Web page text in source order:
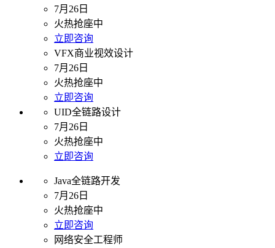
7月26日
火热抢座中
立即咨询
VFX商业视效设计
7月26日
火热抢座中
立即咨询
UID全链路设计
7月26日
火热抢座中
立即咨询
Java全链路开发
7月26日
火热抢座中
立即咨询
网络安全工程师